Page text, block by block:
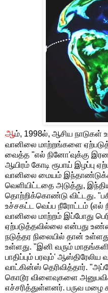
ஆம், 1998ல், ஆசிய நாடுகள்
வானிலை மாற்றங்களை
வைத்த "எல் நினோ'வுக்கு
ஆயிரம் கோடி ரூபாய் இழப்பு
வானிலை மையம்
வெளியிட்டதை அடுத்து,
தொற்றிக்கொண்டு விட்டது.
உச்சகட்ட வெப்ப நீரோட்டம்
வானிலை மாற்றம் இப்போது
ஏற்படுத்தவில்லை என்பது
நடுத்தர நிலையில் தான்
உள்ளது. "இனி வரும்
பாதிப்பும் பரவும்'
வாட்கின்ஸ் தெரிவித்தார்.
கொடூர விளைவுகளை
எச்சரித்துள்ளனர். பருவ மழை